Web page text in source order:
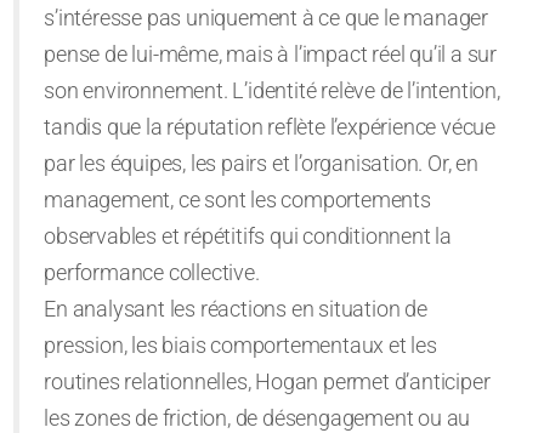
s’intéresse pas uniquement à ce que le manager
pense de lui-même, mais à l’impact réel qu’il a sur
son environnement. L’identité relève de l’intention,
tandis que la réputation reflète l’expérience vécue
par les équipes, les pairs et l’organisation. Or, en
management, ce sont les comportements
observables et répétitifs qui conditionnent la
performance collective.
En analysant les réactions en situation de
pression, les biais comportementaux et les
routines relationnelles, Hogan permet d’anticiper
les zones de friction, de désengagement ou au